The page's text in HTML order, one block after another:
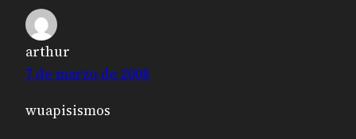
arthur
7 de marzo de 2008
wuapisismos